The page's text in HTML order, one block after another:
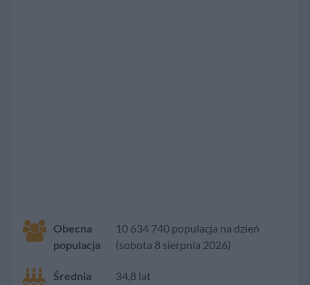
Obecna
populacja
10 634 740 populacja na dzień
(sobota 8 sierpnia 2026)
Średnia
34,8 lat